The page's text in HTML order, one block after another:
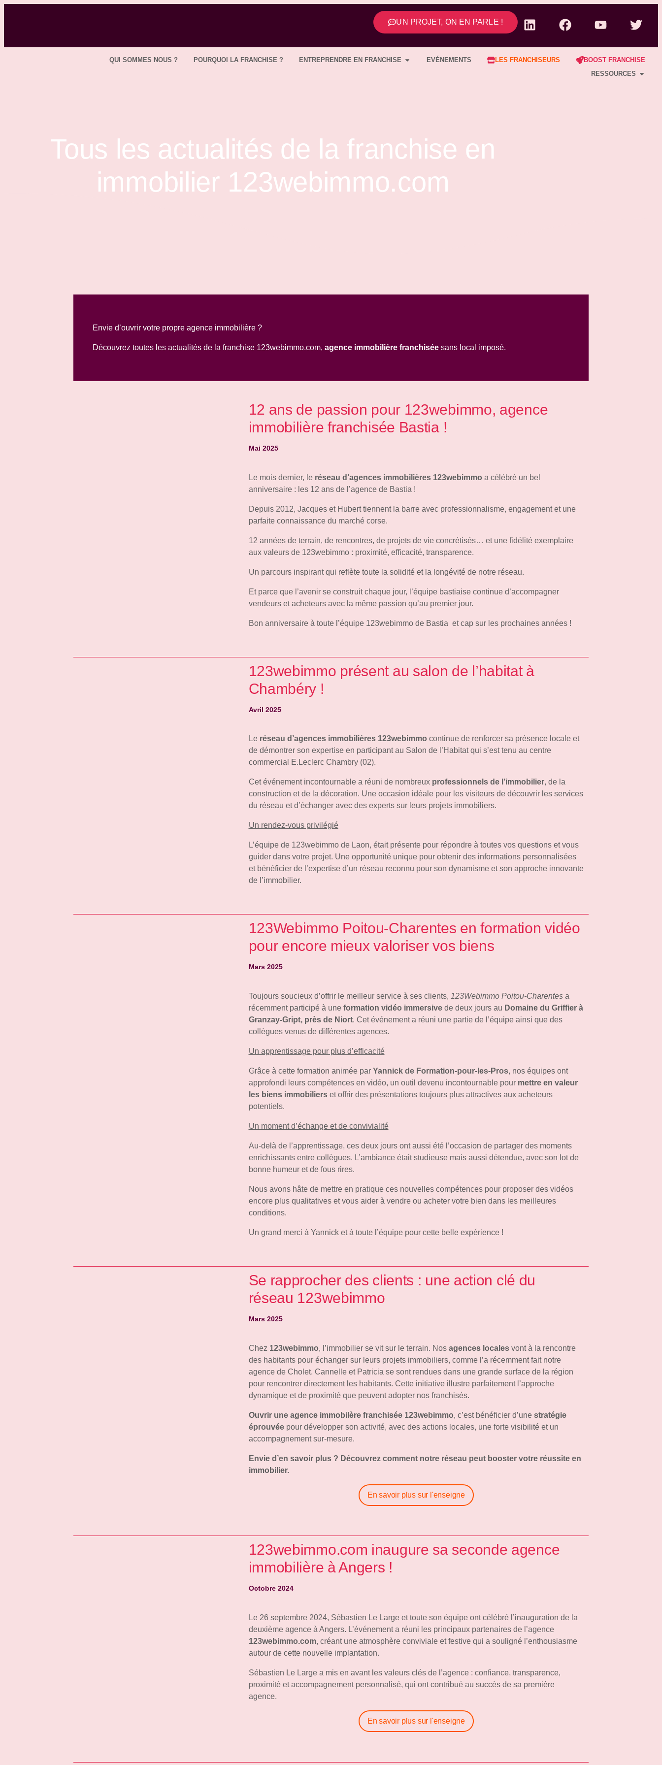
UN PROJET, ON EN PARLE !
QUI SOMMES NOUS ? POURQUOI LA FRANCHISE ? ENTREPRENDRE EN FRANCHISE EVÉNEMENTS LES FRANCHISEURS
BOOST FRANCHISE
RESSOURCES
Tous les actualités de la franchise en
immobilier 123webimmo.com
Envie d’ouvrir votre propre agence immobilière ?
Découvrez toutes les actualités de la franchise 123webimmo.com, agence immobilière franchiséesans local imposé.
12 ans de passion pour 123webimmo, agence
immobilière franchisée Bastia !
Mai 2025
Le mois dernier, le réseau d’agences immobilières 123webimmo a célébré un bel
anniversaire : les 12 ans de l’agence de Bastia !
Depuis 2012, Jacques et Hubert tiennent la barre avec professionnalisme, engagement et une
parfaite connaissance du marché corse.
12 années de terrain, de rencontres, de projets de vie concrétisés… et une fidélité exemplaire
aux valeurs de 123webimmo : proximité, efficacité, transparence.
Un parcours inspirant qui reflète toute la solidité et la longévité de notre réseau.
Et parce que l’avenir se construit chaque jour, l’équipe bastiaise continue d’accompagner
vendeurs et acheteurs avec la même passion qu’au premier jour.
Bon anniversaire à toute l’équipe 123webimmo de Bastia et cap sur les prochaines années !
123webimmo présent au salon de l’habitat à
Chambéry !
Avril 2025
Le réseau d’agences immobilières 123webimmo continue de renforcer sa présence locale et
de démontrer son expertise en participant au Salon de l’Habitat qui s’est tenu au centre
commercial E.Leclerc Chambry (02).
Cet événement incontournable a réuni de nombreux professionnels de l’immobilier, de la
construction et de la décoration. Une occasion idéale pour les visiteurs de découvrir les services
du réseau et d’échanger avec des experts sur leurs projets immobiliers.
Un rendez-vous privilégié
L’équipe de 123webimmo de Laon, était présente pour répondre à toutes vos questions et vous
guider dans votre projet. Une opportunité unique pour obtenir des informations personnalisées
et bénéficier de l’expertise d’un réseau reconnu pour son dynamisme et son approche innovante
de l’immobilier.
123Webimmo Poitou-Charentes en formation vidéo
pour encore mieux valoriser vos biens
Mars 2025
Toujours soucieux d’offrir le meilleur service à ses clients, 123Webimmo Poitou-Charentesa
récemment participé à une formation vidéo immersivede deux jours au Domaine du Griffier à
Granzay-Gript, près de Niort. Cet événement a réuni une partie de l’équipe ainsi que des
collègues venus de différentes agences.
Un apprentissage pour plus d’efficacité
Grâce à cette formation animée par Yannick de Formation-pour-les-Pros, nos équipes ont
approfondi leurs compétences en vidéo, un outil devenu incontournable pour mettre en valeur
les biens immobilierset offrir des présentations toujours plus attractives aux acheteurs
potentiels.
Un moment d’échange et de convivialité
Au-delà de l’apprentissage, ces deux jours ont aussi été l’occasion de partager des moments
enrichissants entre collègues. L’ambiance était studieuse mais aussi détendue, avec son lot de
bonne humeur et de fous rires.
Nous avons hâte de mettre en pratique ces nouvelles compétences pour proposer des vidéos
encore plus qualitatives et vous aider à vendre ou acheter votre bien dans les meilleures
conditions.
Un grand merci à Yannick et à toute l’équipe pour cette belle expérience !
Se rapprocher des clients : une action clé du
réseau 123webimmo
Mars 2025
Chez 123webimmo, l’immobilier se vit sur le terrain. Nos agences localesvont à la rencontre
des habitants pour échanger sur leurs projets immobiliers, comme l’a récemment fait notre
agence de Cholet. Cannelle et Patricia se sont rendues dans une grande surface de la région
pour rencontrer directement les habitants. Cette initiative illustre parfaitement l’approche
dynamique et de proximité que peuvent adopter nos franchisés.
Ouvrir une agence immobilère franchisée 123webimmo, c’est bénéficier d’une stratégie
éprouvéepour développer son activité, avec des actions locales, une forte visibilité et un
accompagnement sur-mesure.
Envie d’en savoir plus ? Découvrez comment notre réseau peut booster votre réussite en
immobilier.
En savoir plus sur l'enseigne
123webimmo.com inaugure sa seconde agence
immobilière à Angers !
Octobre 2024
Le 26 septembre 2024, Sébastien Le Large et toute son équipe ont célébré l’inauguration de la
deuxième agence à Angers. L’événement a réuni les principaux partenaires de l’agence
123webimmo.com, créant une atmosphère conviviale et festive qui a souligné l’enthousiasme
autour de cette nouvelle implantation.
Sébastien Le Large a mis en avant les valeurs clés de l’agence : confiance, transparence,
proximité et accompagnement personnalisé, qui ont contribué au succès de sa première
agence.
En savoir plus sur l'enseigne